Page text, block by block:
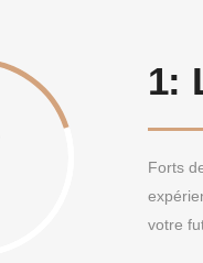
1:
Forts
votre